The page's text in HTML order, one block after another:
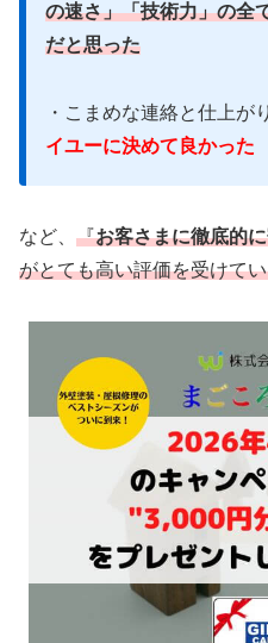
る会社だと思いました。
何社かの見積もりを取り
もしてくれて、営業の
助言してくれて、まご
屋根外壁塗装、屋根幕
担当の浅井さんが、連絡
上がりもとても綺麗に
の速さ」「技術力」の全
だと思った
・こまめな連絡と仕上が
イユーに決めて良かった
など、 『お客さまに徹底的
がとても高い評価を受けて